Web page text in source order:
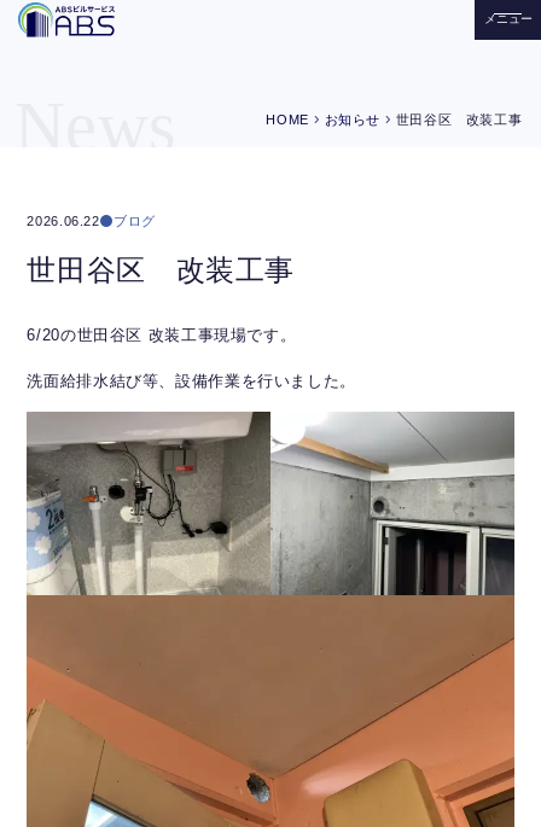
メニュー
HOME chevron_right お知らせ chevron_right世田谷区 改装工事
2026.06.22 ブログ
世田谷区 改装工事
6/20の世田谷区 改装工事現場です。
洗面給排水結び等、設備作業を行いました。